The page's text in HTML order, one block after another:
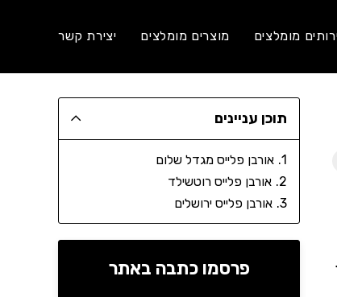
מומלצים מוצרים מומלצים יצירת קשר
תוכן עניינים
אורבן פלייס מגדל שלום
אורבן פלייס רוטשילד
אורבן פלייס ירושלים
פרסמו כתבה באתר